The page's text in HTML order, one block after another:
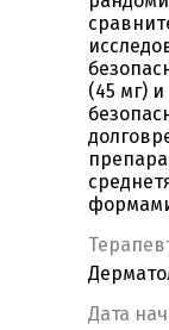
(45 мг)
Дата